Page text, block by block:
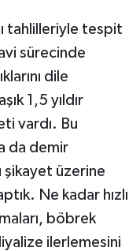
tahlilleriyle tespit
sürecinde
dile
1,5 yıldır
vardı. Bu
da demir
şikayet üzerine
Ne kadar hızlı
böbrek
ilerlemesini